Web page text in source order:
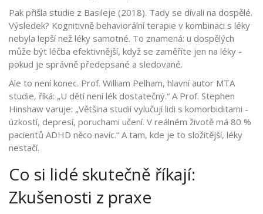
Pak přišla studie z Basileje (2018). Tady se dívali na dospělé.
Výsledek? Kognitivně behaviorální terapie v kombinaci s léky
nebyla lepší než léky samotné. To znamená: u dospělých
může být léčba efektivnější, když se zaměříte jen na léky -
pokud je správně předepsané a sledované.
Ale to není konec. Prof. William Pelham, hlavní autor MTA
studie, říká: „U dětí není lék dostatečný.“ A Prof. Stephen
Hinshaw varuje: „Většina studií vylučují lidi s komorbiditami -
úzkostí, depresí, poruchami učení. V reálném životě má 80 %
pacientů ADHD něco navíc.“ A tam, kde je to složitější, léky
nestačí.
Co si lidé skutečně říkají:
Zkušenosti z praxe